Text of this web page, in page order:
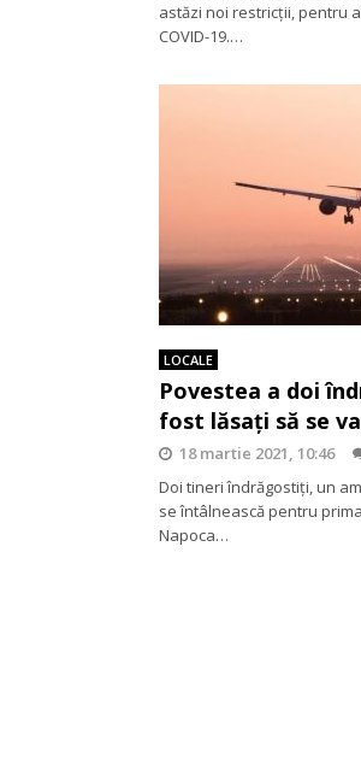
astăzi noi restricții, pentru
COVID-19.…
LOCALE
Povestea a doi
fost lăsați să se
18 martie 2021, 10:46
Doi tineri îndrăgostiți, un
se întâlnească pentru
Napoca…